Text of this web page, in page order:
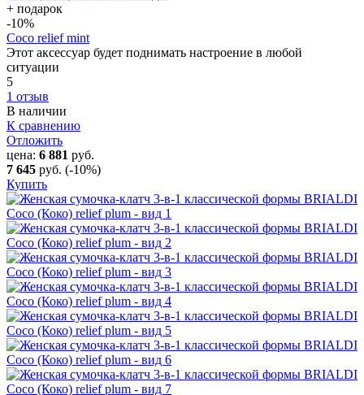
+ подарок
-10%
Coco relief mint
Этот аксессуар будет поднимать настроение в любой
ситуации
5
1 отзыв
В наличии
К сравнению
Отложить
цена: 6 881 руб.
7 645 руб. (-10%)
Купить